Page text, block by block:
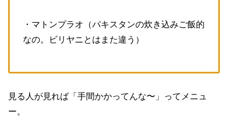
・マトンプラオ（パキスタンの炊き込みご飯的
なの。ビリヤニとはまた違う）
見る人が見れば「手間かかってんな〜」ってメニュ
ー。